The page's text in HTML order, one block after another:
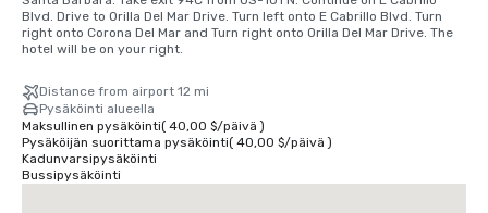
Blvd. Drive to Orilla Del Mar Drive. Turn left onto E Cabrillo Blvd. Turn
right onto Corona Del Mar and Turn right onto Orilla Del Mar Drive. The
hotel will be on your right.
Distance from airport 12 mi
Pysäköinti alueella
Maksullinen pysäköinti( 40,00 $/päivä )
Pysäköijän suorittama pysäköinti( 40,00 $/päivä )
Kadunvarsipysäköinti
Bussipysäköinti